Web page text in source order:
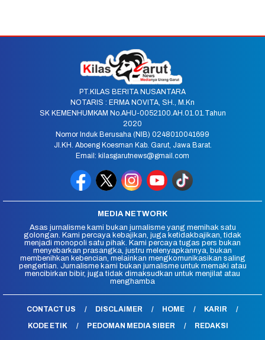
PT.KILAS BERITA NUSANTARA
NOTARIS : ERMA NOVITA, SH., M.Kn
SK KEMENHUMKAM No.AHU-0052100.AH.01.01.Tahun
2020
Nomor Induk Berusaha (NIB) 0248010041699
Jl.KH. Aboeng Koesman Kab. Garut, Jawa Barat.
Email: kilasgarutnews@gmail.com
MEDIA NETWORK
Asas jurnalisme kami bukan jurnalisme yang memihak satu
golongan. Kami percaya kebajikan, juga ketidakbajikan, tidak
menjadi monopoli satu pihak. Kami percaya tugas pers bukan
menyebarkan prasangka, justru melenyapkannya, bukan
membenihkan kebencian, melainkan mengkomunikasikan saling
pengertian. Jurnalisme kami bukan jurnalisme untuk memaki atau
mencibirkan bibir, juga tidak dimaksudkan untuk menjilat atau
menghamba
CONTACT US DISCLAIMER HOME
KARIR
KODE ETIK
PEDOMAN MEDIA SIBER REDAKSI